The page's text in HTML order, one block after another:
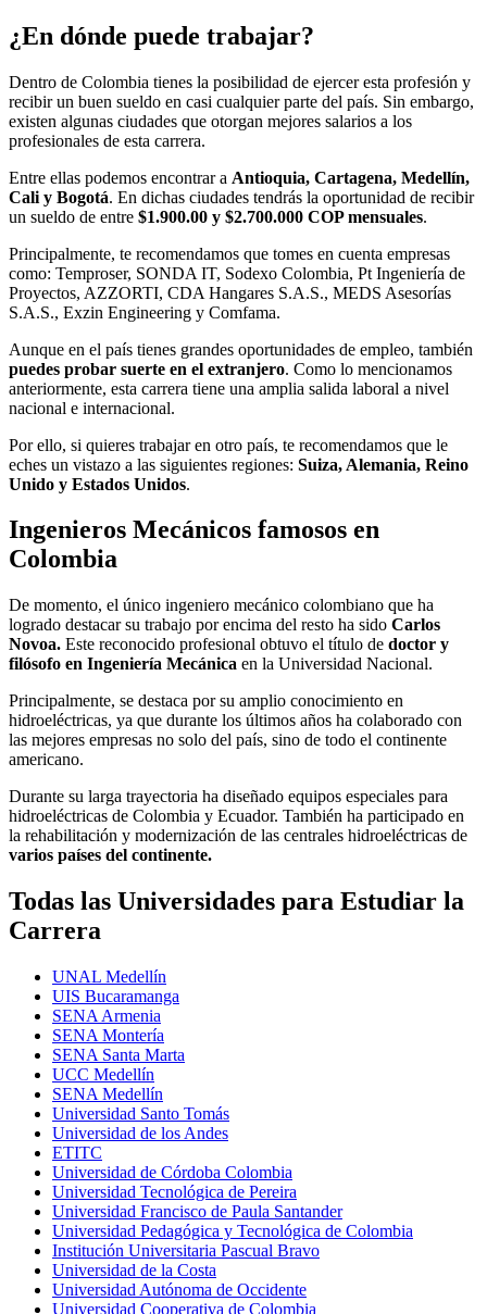
¿En dónde puede trabajar?
Dentro de Colombia tienes la posibilidad de ejercer esta profesión y
recibir un buen sueldo en casi cualquier parte del país. Sin embargo,
existen algunas ciudades que otorgan mejores salarios a los
profesionales de esta carrera.
Entre ellas podemos encontrar a Antioquia, Cartagena, Medellín,
Cali y Bogotá. En dichas ciudades tendrás la oportunidad de recibir
un sueldo de entre $1.900.00 y $2.700.000 COP mensuales.
Principalmente, te recomendamos que tomes en cuenta empresas
como: Temproser, SONDA IT, Sodexo Colombia, Pt Ingeniería de
Proyectos, AZZORTI, CDA Hangares S.A.S., MEDS Asesorías
S.A.S., Exzin Engineering y Comfama.
Aunque en el país tienes grandes oportunidades de empleo, también
puedes probar suerte en el extranjero. Como lo mencionamos
anteriormente, esta carrera tiene una amplia salida laboral a nivel
nacional e internacional.
Por ello, si quieres trabajar en otro país, te recomendamos que le
eches un vistazo a las siguientes regiones: Suiza, Alemania, Reino
Unido y Estados Unidos.
Ingenieros Mecánicos famosos en
Colombia
De momento, el único ingeniero mecánico colombiano que ha
logrado destacar su trabajo por encima del resto ha sido Carlos
Novoa. Este reconocido profesional obtuvo el título de doctor y
filósofo en Ingeniería Mecánica en la Universidad Nacional.
Principalmente, se destaca por su amplio conocimiento en
hidroeléctricas, ya que durante los últimos años ha colaborado con
las mejores empresas no solo del país, sino de todo el continente
americano.
Durante su larga trayectoria ha diseñado equipos especiales para
hidroeléctricas de Colombia y Ecuador. También ha participado en
la rehabilitación y modernización de las centrales hidroeléctricas de
varios países del continente.
Todas las Universidades para Estudiar la
Carrera
UNAL Medellín
UIS Bucaramanga
SENA Armenia
SENA Montería
SENA Santa Marta
UCC Medellín
SENA Medellín
Universidad Santo Tomás
Universidad de los Andes
ETITC
Universidad de Córdoba Colombia
Universidad Tecnológica de Pereira
Universidad Francisco de Paula Santander
Universidad Pedagógica y Tecnológica de Colombia
Institución Universitaria Pascual Bravo
Universidad de la Costa
Universidad Autónoma de Occidente
Universidad Cooperativa de Colombia